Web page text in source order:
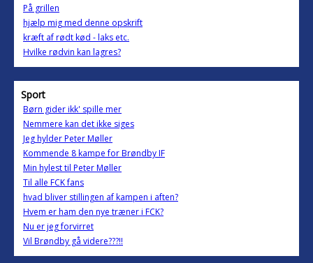
På grillen
hjælp mig med denne opskrift
kræft af rødt kød - laks etc.
Hvilke rødvin kan lagres?
Sport
Børn gider ikk' spille mer
Nemmere kan det ikke siges
Jeg hylder Peter Møller
Kommende 8 kampe for Brøndby IF
Min hylest til Peter Møller
Til alle FCK fans
hvad bliver stillingen af kampen i aften?
Hvem er ham den nye træner i FCK?
Nu er jeg forvirret
Vil Brøndby gå videre???!!